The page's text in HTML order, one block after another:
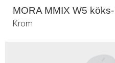
MORA MMIX W5
Krom